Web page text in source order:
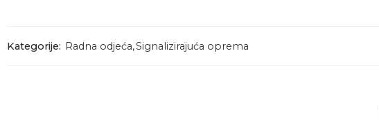
Kategorije: Radna odjeća,Signalizirajuća oprema